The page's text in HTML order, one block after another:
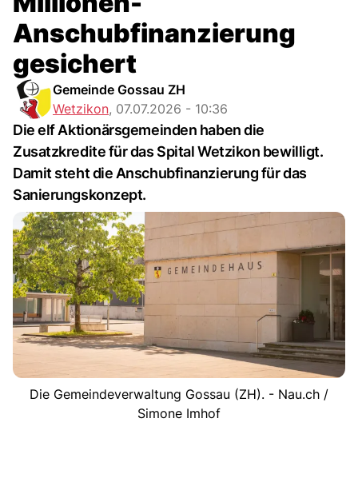
Anschubfinanzierung
gesichert
Gemeinde Gossau ZH
Wetzikon, 07.07.2026 - 10:36
Die elf Aktionärsgemeinden haben die
Zusatzkredite für das Spital Wetzikon bewilligt.
Damit steht die Anschubfinanzierung für das
Sanierungskonzept.
Die Gemeindeverwaltung Gossau (ZH). - Nau.ch /
Simone Imhof